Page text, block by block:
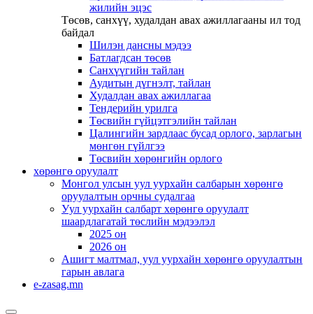
жилийн эцэс
Төсөв, санхүү, худалдан авах ажиллагааны ил тод
байдал
Шилэн дансны мэдээ
Батлагдсан төсөв
Санхүүгийн тайлан
Аудитын дүгнэлт, тайлан
Худалдан авах ажиллагаа
Тендерийн урилга
Төсвийн гүйцэтгэлийн тайлан
Цалингийн зардлаас бусад орлого, зарлагын
мөнгөн гүйлгээ
Төсвийн хөрөнгийн орлого
хөрөнгө оруулалт
Монгол улсын уул уурхайн салбарын хөрөнгө
оруулалтын орчны судалгаа
Уул уурхайн салбарт хөрөнгө оруулалт
шаардлагатай төслийн мэдээлэл
2025 он
2026 он
Ашигт малтмал, уул уурхайн хөрөнгө оруулалтын
гарын авлага
e-zasag.mn